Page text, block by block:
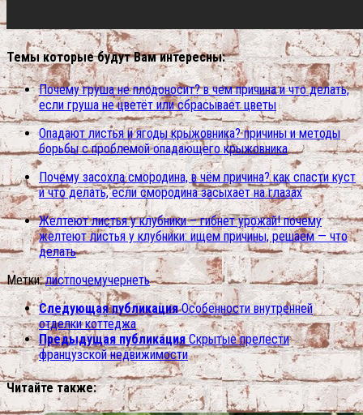
Темы которые будут Вам интересны:
Почему груша не плодоносит? в чем причина и что делать,
если груша не цветёт или сбрасывает цветы
Опадают листья и ягоды крыжовника? причины и методы
борьбы с проблемой опадающего крыжовника
Почему засохла смородина, в чём причина? как спасти куст
и что делать, если смородина засыхает на глазах
Желтеют листья у клубники – гибнет урожай! почему
желтеют листья у клубники: ищем причины, решаем — что
делать
Метки: листпочемучернеть
Следующая публикация Особенности внутренней
отделки коттеджа
Предыдущая публикация Скрытые прелести
французской недвижимости
Читайте также: